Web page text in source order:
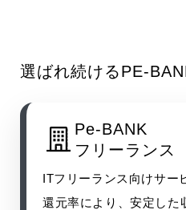
企業情報
お知らせ
選ばれ続けるPE-
Pe-BANK
フリーランス
ITフリーランス向けサー
還元率により、安定した